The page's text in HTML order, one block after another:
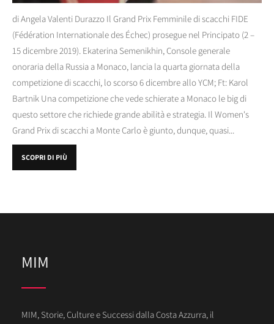
di Angela Valenti Durazzo Il Grand Prix Femminile di scacchi FIDE
(Fédération Internationale des Échec) prosegue nel Principato (2 –
15 dicembre 2019). Ekaterina Semenikhin, Console generale
onoraria della Russia a Monaco, lancia la quarta giornata della
competizione di scacchi, lo scorso 6 dicembre allo YCM; Ft: Karol
Bartnik Una competizione che vede schierate a Monaco le big di
questo settore che richiede grande abilità e strategia. Il Women's
Grand Prix di scacchi a Monte Carlo è giunto, dunque, quasi...
SCOPRI DI PIÙ
MIM
MIM, Storie, Culture e Successi dalla Costa Azzurra, il